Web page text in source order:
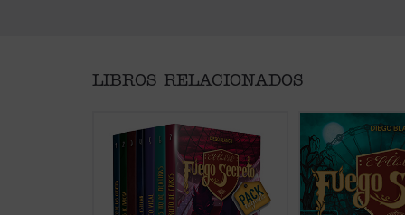
LIBROS RELACIONADOS
En esta primera temporada de El
club del Fuego Secreto
conoceremos a David, un chico
inteligente y solitario, a su
inseparable y miedoso amigo
Tras la épica
anterior, David,
y Koke se
la próxima
de algunos